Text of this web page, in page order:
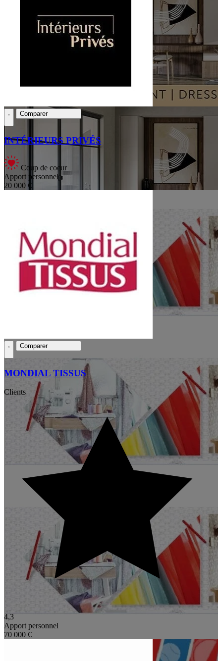
Comparer
INTÉRIEURS PRIVÉS
Coup de coeur
Apport personnel
20 000 €
Comparer
MONDIAL TISSUS
Clients
4,3
Apport personnel
70 000 €